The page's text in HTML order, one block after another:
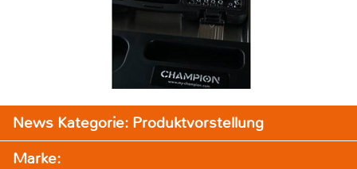
News Kategorie: Produktvorstellung
Marke: